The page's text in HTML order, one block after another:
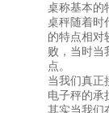
桌称基本的
桌秤随着时
的特点相对
败，当时当
点。
当我们真正
电子秤的承
其实当我们